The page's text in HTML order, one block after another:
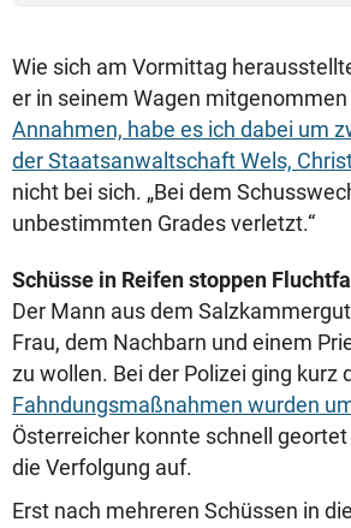
Wie sich am Vormittag
er in seinem Wagen
Annahmen, habe es ich dabei um
der Staatsanwaltschaft Wels,
nicht bei sich. „Bei dem
unbestimmten Grades verletzt.“
Schüsse in Reifen stoppen
Der Mann aus dem
Frau, dem Nachbarn und einem
zu wollen. Bei der Polizei ging kurz
Fahndungsmaßnahmen wurden
Österreicher konnte schnell
die Verfolgung auf.
Erst nach mehreren Schüssen in